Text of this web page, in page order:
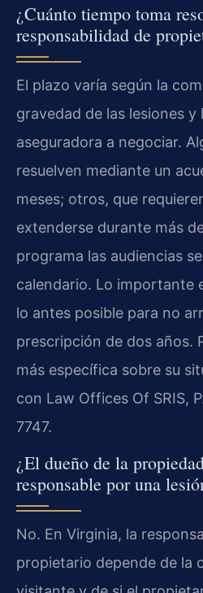
¿Cuánto tiempo toma
responsabilidad de
El plazo varía según la
gravedad de las lesiones y
aseguradora a negociar.
resuelven mediante un
meses; otros, que
extenderse durante más
programa las audiencias
calendario. Lo importante
lo antes posible para no
prescripción de dos años.
más específica sobre su
con Law Offices Of SRIS,
7747.
¿El dueño de la
responsable por una
No. En Virginia, la
propietario depende de la